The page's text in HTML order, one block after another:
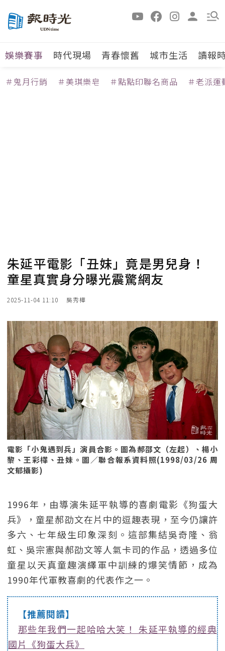
娛樂賽事 時代現場 青春懷舊 城市生活 讀報
＃鬼月行銷 ＃美琪樂皂 ＃點點印聯名商品 ＃老派運
朱延平電影「丑妹」竟是男兒身！
童星真實身分曝光震驚網友
2025-11-04 11:10 吳秀樺
電影「小鬼遇到兵」演員合影。圖為郝邵文（左起）、楊小
黎、王彩樺、丑妹。圖／聯合報系資料照(1998/03/26 周
文郁攝影)
1996年，由導演朱延平執導的喜劇電影《狗蛋大
兵》，童星郝劭文在片中的逗趣表現，至今仍讓許
多六、七年級生印象深刻。這部集結吳奇隆、翁
虹、吳宗憲與郝劭文等人氣卡司的作品，透過多位
童星以天真童趣演繹軍中訓練的爆笑情節，成為
1990年代軍教喜劇的代表作之一。
【推薦閱讀】
那些年我們一起哈哈大笑！ 朱延平執導的經典
國片《狗蛋大兵》